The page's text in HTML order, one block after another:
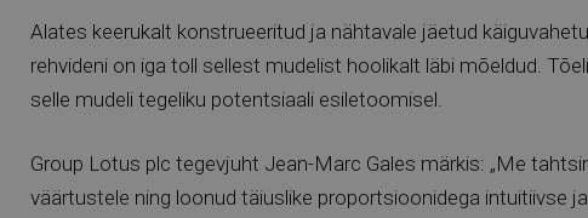
Alates keerukalt konstrueeritud ja nähtavale jäetud
rehvideni on iga toll sellest mudelist hoolikalt läbi mõeldud.
selle mudeli tegeliku potentsiaali esiletoomisel.
Group Lotus plc tegevjuht Jean-Marc Gales märkis: „Me
väärtustele ning loonud täiuslike proportsioonidega intuitiivse